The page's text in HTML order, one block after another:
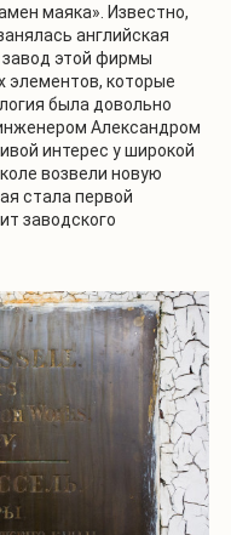
маяка». Известно,
английская
этой фирмы
элементов, которые
была довольно
Александром
интерес у широкой
возвели новую
стала первой
заводского